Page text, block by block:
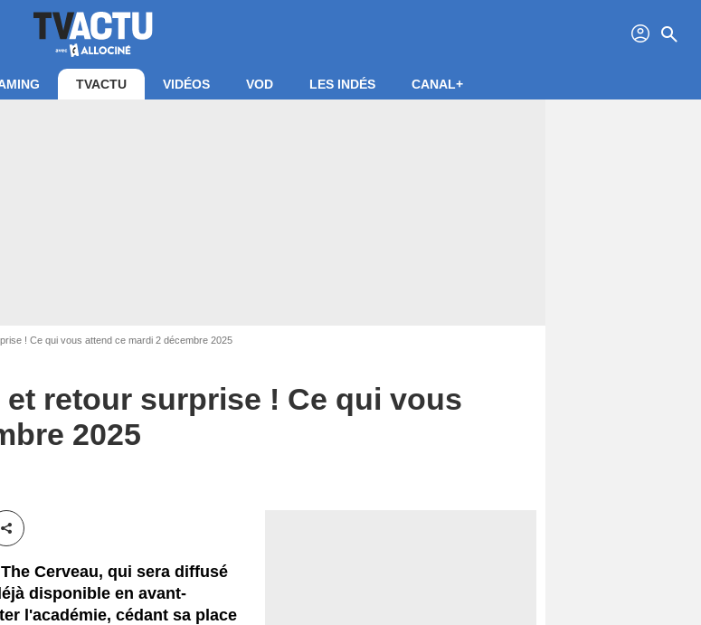
profil search
TVACTU VIDÉOS VOD LES INDÉS CANAL+
! Ce qui vous attend ce mardi 2 décembre 2025
retour surprise ! Ce qui vous
2025
Partager cet article
Cerveau, qui sera diffusé
disponible en avant-
l'académie, cédant sa place